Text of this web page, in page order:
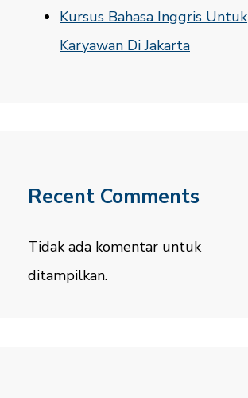
Kursus Bahasa Inggris Untuk
Karyawan Di Jakarta
Recent Comments
Tidak ada komentar untuk
ditampilkan.